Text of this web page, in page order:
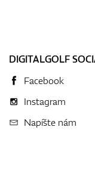
DIGITALGOLF
Facebook
Instagram
Napíšte nám